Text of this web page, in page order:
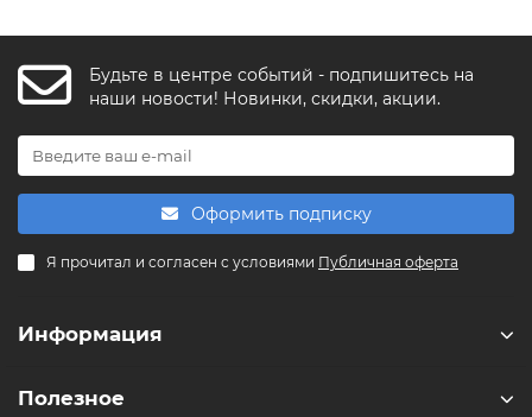
Будьте в центре событий - подпишитесь на
наши новости! Новинки, скидки, акции.
Оформить подписку
Я прочитал и согласен с условиями Публичная оферта
Информация
Полезное
F FishkaAI
Обычно отвечаем за минуту
Чем можем помочь?